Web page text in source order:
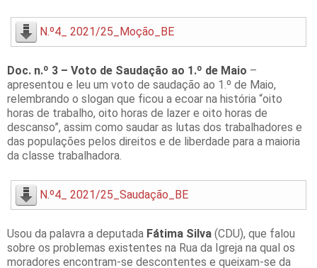
N.º4_ 2021/25_Moção_BE
Doc. n.º 3 – Voto de Saudação ao 1.º de Maio –
apresentou e leu um voto de saudação ao 1.º de Maio,
relembrando o slogan que ficou a ecoar na história “oito
horas de trabalho, oito horas de lazer e oito horas de
descanso”, assim como saudar as lutas dos trabalhadores e
das populações pelos direitos e de liberdade para a maioria
da classe trabalhadora.
N.º4_ 2021/25_Saudação_BE
Usou da palavra a deputada Fátima Silva (CDU), que falou
sobre os problemas existentes na Rua da Igreja na qual os
moradores encontram-se descontentes e queixam-se da